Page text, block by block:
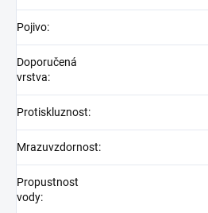
Pojivo:
Doporučená
vrstva:
Protiskluznost:
Mrazuvzdornost:
Propustnost
vody: